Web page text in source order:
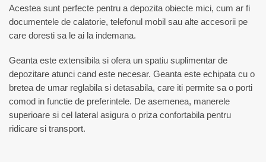
Acestea sunt perfecte pentru a depozita obiecte mici, cum ar fi
documentele de calatorie, telefonul mobil sau alte accesorii pe
care doresti sa le ai la indemana.
Geanta este extensibila si ofera un spatiu suplimentar de
depozitare atunci cand este necesar. Geanta este echipata cu o
bretea de umar reglabila si detasabila, care iti permite sa o porti
comod in functie de preferintele. De asemenea, manerele
superioare si cel lateral asigura o priza confortabila pentru
ridicare si transport.